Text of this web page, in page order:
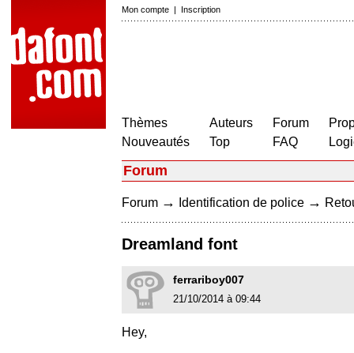
Mon compte | Inscription
Thèmes
Nouveautés
Auteurs
Top
Forum
FAQ
Forum
Forum → Identification de police →
Dreamland font
ferrariboy007
21/10/2014 à 09:44
Hey,